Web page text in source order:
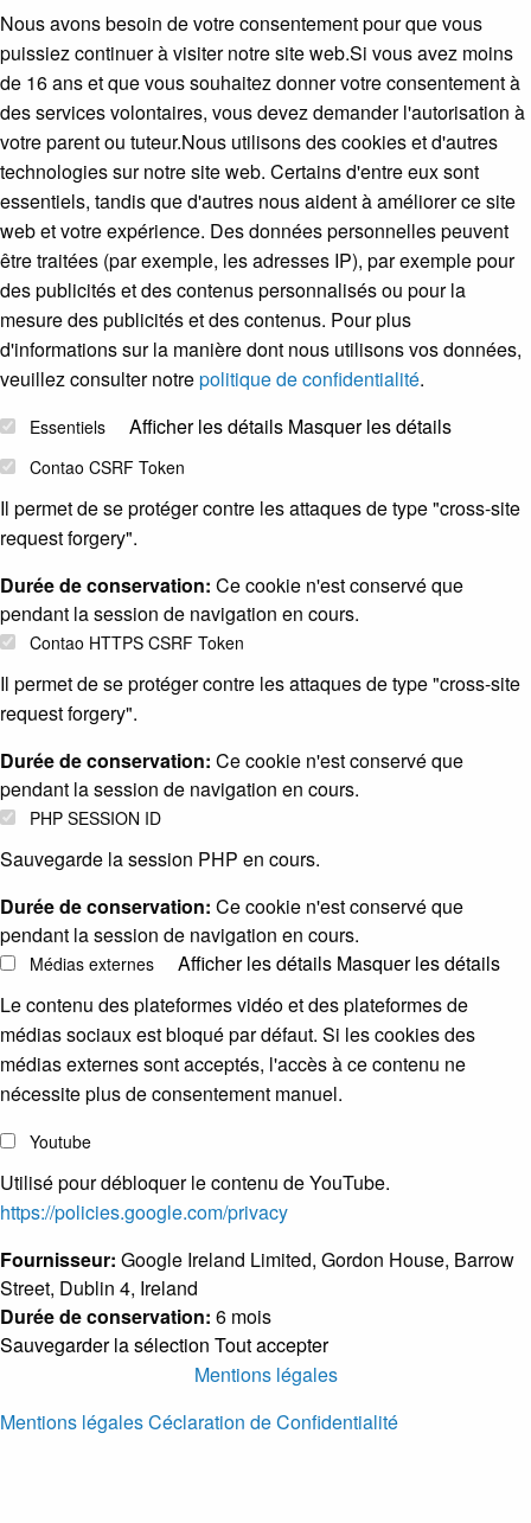
Nous avons besoin de votre consentement pour que vous
puissiez continuer à visiter notre site web.Si vous avez moins
de 16 ans et que vous souhaitez donner votre consentement à
des services volontaires, vous devez demander l'autorisation à
votre parent ou tuteur.Nous utilisons des cookies et d'autres
technologies sur notre site web. Certains d'entre eux sont
essentiels, tandis que d'autres nous aident à améliorer ce site
web et votre expérience. Des données personnelles peuvent
être traitées (par exemple, les adresses IP), par exemple pour
des publicités et des contenus personnalisés ou pour la
mesure des publicités et des contenus. Pour plus
d'informations sur la manière dont nous utilisons vos données,
veuillez consulter notrepolitique de confidentialité.
Essentiels Afficher les détails Masquer les détails
Contao CSRF Token
Il permet de se protéger contre les attaques de type "cross-site
request forgery".
Durée de conservation: Ce cookie n'est conservé que
pendant la session de navigation en cours.
Contao HTTPS CSRF Token
Il permet de se protéger contre les attaques de type "cross-site
request forgery".
Durée de conservation: Ce cookie n'est conservé que
pendant la session de navigation en cours.
PHP SESSION ID
Sauvegarde la session PHP en cours.
Durée de conservation: Ce cookie n'est conservé que
pendant la session de navigation en cours.
Médias externes Afficher les détails Masquer les détails
Le contenu des plateformes vidéo et des plateformes de
médias sociaux est bloqué par défaut. Si les cookies des
médias externes sont acceptés, l'accès à ce contenu ne
nécessite plus de consentement manuel.
Youtube
Utilisé pour débloquer le contenu de YouTube.
https://policies.google.com/privacy
Fournisseur: Google Ireland Limited, Gordon House, Barrow
Street, Dublin 4, Ireland
Durée de conservation: 6 mois
Sauvegarder la sélection Tout accepter
Mentions légales
Mentions légalesCéclaration de Confidentialité